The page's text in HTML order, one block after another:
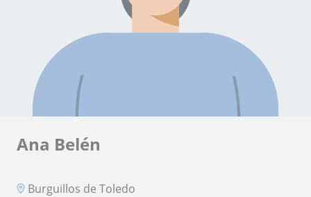
Ana Belén
Burguillos de Toledo